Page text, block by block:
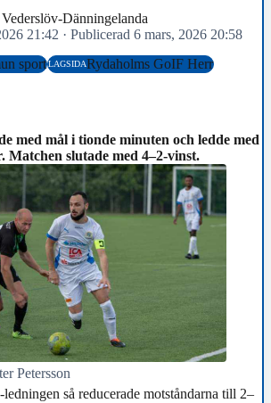
Dänningelanda
21:42 · Publicerad 6 mars, 2026 20:58
sportLAGSIDARydaholms GoIF Herr
med mål i tionde minuten och ledde med
Matchen slutade med 4–2-vinst.
Petersson
så reducerade motståndarna till 2–